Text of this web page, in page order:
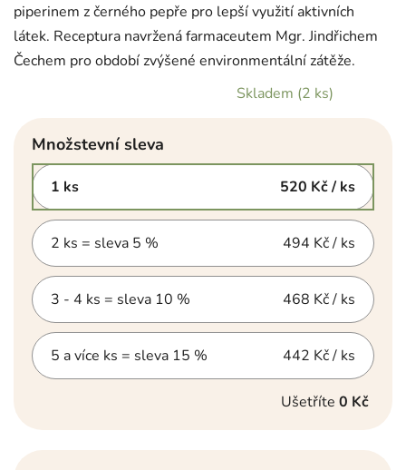
piperinem z černého pepře pro lepší využití aktivních
látek. Receptura navržená farmaceutem Mgr. Jindřichem
Čechem pro období zvýšené environmentální zátěže.
Skladem (2 ks)
Množstevní sleva
1 ks 520 Kč/ ks
2 ks = sleva 5 % 494 Kč/ ks
3 - 4 ks = sleva 10 % 468 Kč/ ks
5 a více ks = sleva 15 % 442 Kč/ ks
Ušetříte 0 Kč